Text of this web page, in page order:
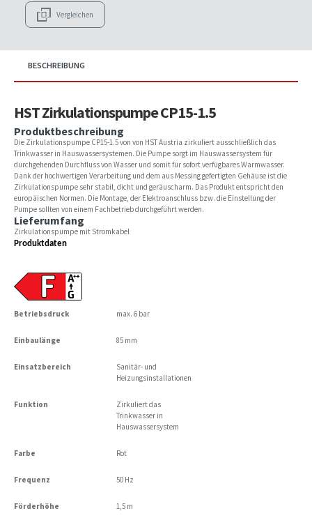
Brauchwasserpumpe
MengeVergleichen
BESCHREIBUNG
HST Zirkulationspumpe CP15-1.5
Produktbeschreibung
Die Zirkulationspumpe CP15-1.5 von von HST Austria zirkuliert ausschließlich das
Trinkwasser in Hauswassersystemen. Die Pumpe sorgt im Hauswassersystem für
durchgehenden Durchfluss von Wasser und somit für sofort verfügbares Warmwasser.
Dank der hochwertigen Verarbeitung und dem aus Messing gefertigten Gehäuse ist die
Zirkulationspumpe sehr stabil, dicht und geräuscharm. Das Produkt entspricht den
europäischen Normen. Die Montage, der Elektroanschluss bzw. die Einstellung der
Pumpe sollten von einem Fachbetrieb durchgeführt werden.
Lieferumfang
Zirkulationspumpe mit Stromkabel
Produktdaten
Betriebsdruck max. 6 bar
Einbaulänge 85 mm
Einsatzbereich
Sanitär- und
Heizungsinstallationen
Funktion
Zirkuliert das
Trinkwasser in
Hauswassersystem
Farbe Rot
Frequenz 50 Hz
Förderhöhe 1,5 m